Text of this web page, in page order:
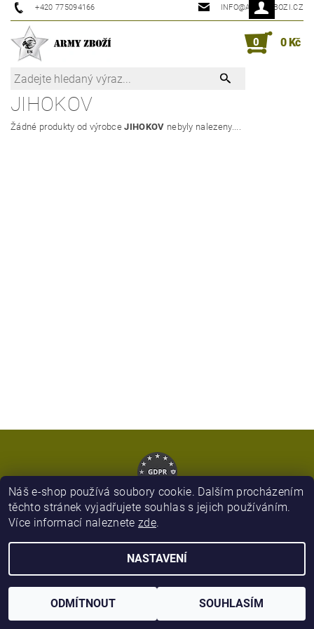
+420 775094166 INFO@ARMYZBOZI.CZ
0 0 Kč
JIHOKOV
Žádné produkty od výrobceJIHOKOV nebyly nalezeny....
Vytvořil Shoptet
Náš e-shop používá soubory cookie. Dalším procházením
těchto stránek vyjadřujete souhlas s jejich používáním.
Více informací naleznetezde.
NASTAVENÍ
ODMÍTNOUT SOUHLASÍM